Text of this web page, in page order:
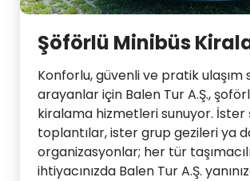
Şöförlü Minibüs
Konforlu, güvenli ve pratik ulaşım
arayanlar için Balen Tur A.Ş.,
kiralama hizmetleri sunuyor. İster
toplantılar, ister grup gezileri ya
organizasyonlar; her tür
ihtiyacınızda Balen Tur A.Ş.